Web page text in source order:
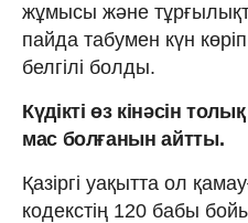
жұмысы және
пайда табумен күн
белгілі болды.
Күдікті өз кінәсін
мас болғанын айтты.
Қазіргі уақытта ол
кодекстің 120 бабы